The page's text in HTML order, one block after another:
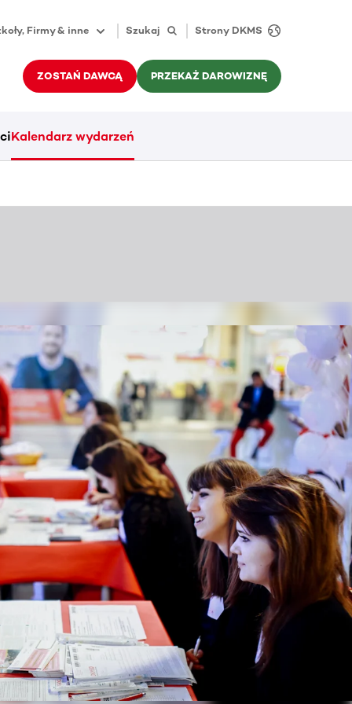
Firmy & inne Szukaj Strony DKMS
ZOSTAŃ DAWCĄ PRZEKAŻ DAROWIZNĘ
Kalendarz wydarzeń